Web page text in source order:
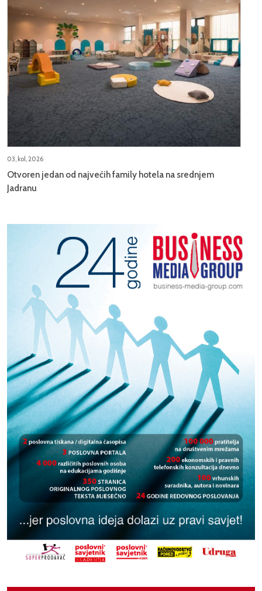
03, kol, 2026
Otvoren jedan od najvećih family hotela na srednjem
Jadranu